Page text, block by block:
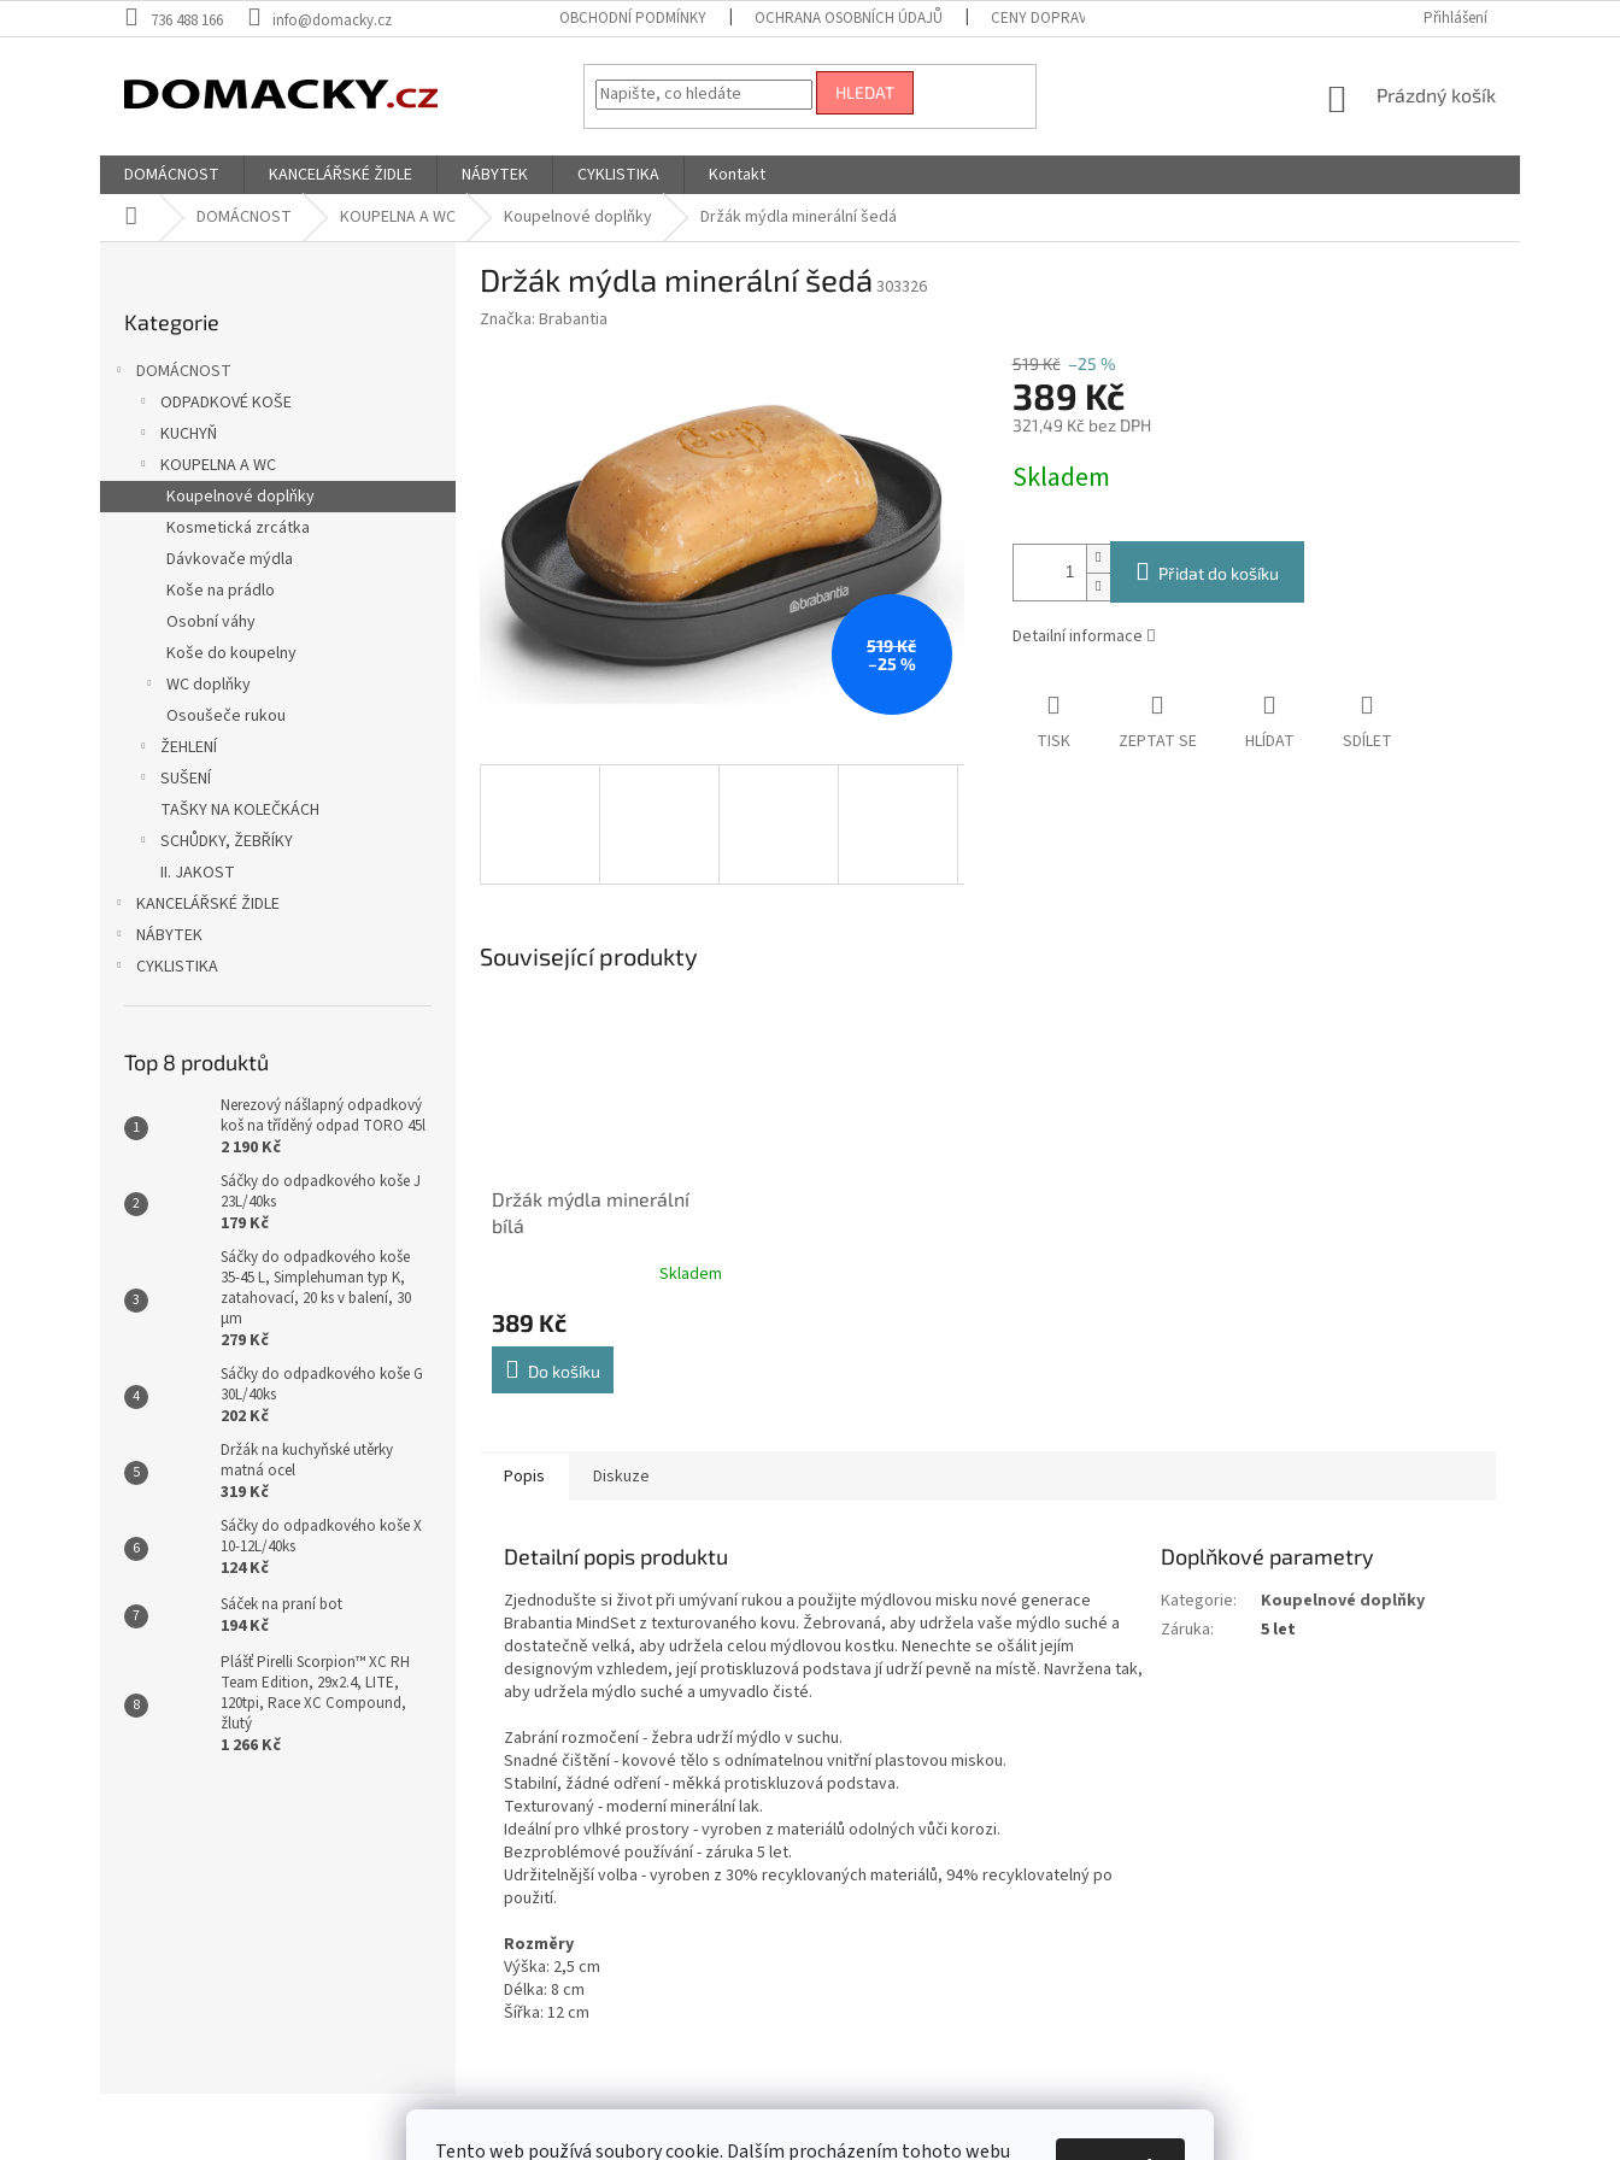
Tento web používá soubory cookie. Dalším procházením tohoto webu
na
736 488 166 info@domacky.cz OBCHODNÍ PODMÍNKY OCHRANA OSOBNÍCH ÚDAJŮ CENY DOPRAVY Přihlášení
HLEDAT
NÁKUPNÍ
Prázdný košík
DOMÁCNOST KANCELÁŘSKÉ ŽIDLE NÁBYTEK CYKLISTIKA
Kontakt
Domů DOMÁCNOST KOUPELNA A WC Koupelnové doplňky Držák mýdla minerální šedá
a
kategorie
Kategorie
DOMÁCNOST
ODPADKOVÉ KOŠE
KUCHYŇ
KOUPELNA A WC
Koupelnové doplňky
Kosmetická zrcátka
Dávkovače mýdla
Koše na prádlo
Osobní váhy
Koše do koupelny
WC doplňky
Osoušeče rukou
ŽEHLENÍ
SUŠENÍ
TAŠKY NA KOLEČKÁCH
SCHŮDKY, ŽEBŘÍKY
II. JAKOST
KANCELÁŘSKÉ ŽIDLE
NÁBYTEK
CYKLISTIKA
Top 8 produktů
Nerezový nášlapný odpadkový
koš na tříděný odpad TORO 45l
2 190 Kč
Sáčky do odpadkového koše J
23L/40ks
179 Kč
Sáčky do odpadkového koše
35-45 L, Simplehuman typ K,
zatahovací, 20 ks v balení, 30
µm
279 Kč
Sáčky do odpadkového koše G
30L/40ks
202 Kč
Držák na kuchyňské utěrky
matná ocel
319 Kč
Sáčky do odpadkového koše X
10-12L/40ks
124 Kč
Sáček na praní bot
194 Kč
Plášť Pirelli Scorpion™ XC RH
Team Edition, 29x2.4, LITE,
120tpi, Race XC Compound,
žlutý
1 266 Kč
Držák mýdla minerální šedá 303326
Značka: Brabantia
519 Kč
–25 %
519 Kč –25 %
389 Kč
321,49 Kč bez DPH
cena:
Skladem
Přidat do košíku
Detailní informace
TISK ZEPTAT SE HLÍDAT SDÍLET
Související produkty
Držák mýdla minerální
bílá
Skladem
389 Kč
Do košíku
Popis Diskuze
Detailní popis produktu
Zjednodušte si život při umývaní rukou a použijte mýdlovou misku nové generace
Brabantia MindSet z texturovaného kovu. Žebrovaná, aby udržela vaše mýdlo suché a
dostatečně velká, aby udržela celou mýdlovou kostku. Nenechte se ošálit jejím
designovým vzhledem, její protiskluzová podstava jí udrží pevně na místě. Navržena tak,
aby udržela mýdlo suché a umyvadlo čisté.
Zabrání rozmočení - žebra udrží mýdlo v suchu.
Snadné čištění - kovové tělo s odnímatelnou vnitřní plastovou miskou.
Stabilní, žádné odření - měkká protiskluzová podstava.
Texturovaný - moderní minerální lak.
Ideální pro vlhké prostory - vyroben z materiálů odolných vůči korozi.
Bezproblémové používání - záruka 5 let.
Udržitelnější volba - vyroben z 30% recyklovaných materiálů, 94% recyklovatelný po
použití.
Rozměry
Výška: 2,5 cm
Délka: 8 cm
Šířka: 12 cm
Doplňkové parametry
Kategorie:
Koupelnové doplňky
Záruka: 5 let
Kontakt / Obchodní podmínky / Ochrana osobních údajů / Reklamace / Výměna, vrácení zboží